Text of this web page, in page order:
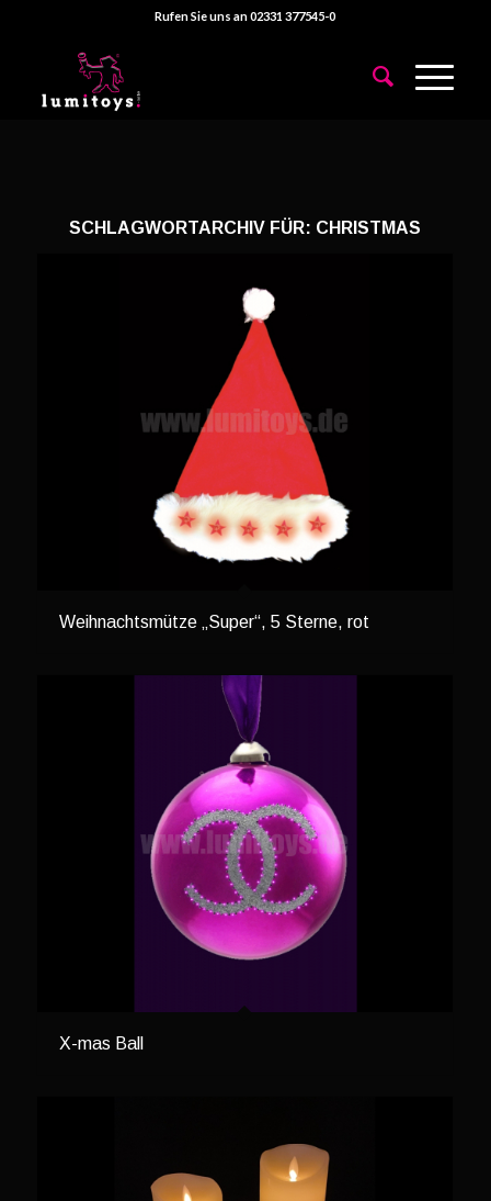
Rufen Sie uns an 02331 377545-0
SCHLAGWORTARCHIV FÜR: CHRISTMAS
Weihnachtsmütze „Super“, 5 Sterne, rot
X-mas Ball